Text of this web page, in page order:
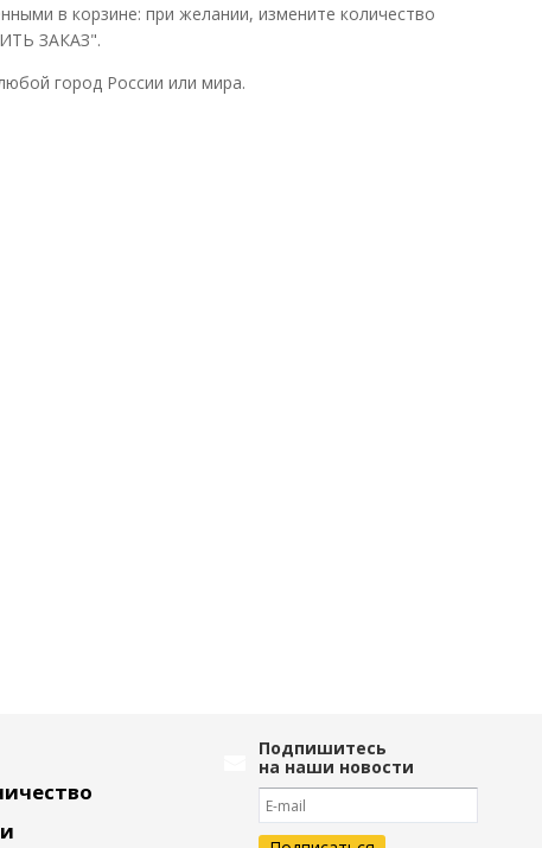
в корзине: при желании, измените количество
ЗАКАЗ".
город России или мира.
Подпишитесь
на наши новости